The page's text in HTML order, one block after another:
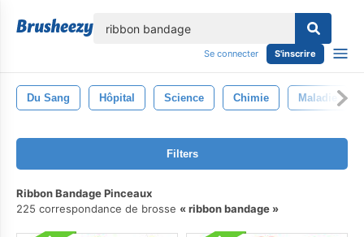
Se connecter S'inscrire
Du Sang Hôpital Science Chimie Maladie
Filters
Ribbon Bandage Pinceaux
225 correspondance de brosse
ribbon bandage